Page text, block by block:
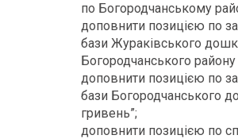
по Богородчанському
доповнити позицією по
бази Жураківського
Богородчанського
доповнити позицією по
бази Богородчанського
гривень”;
доповнити позицією по